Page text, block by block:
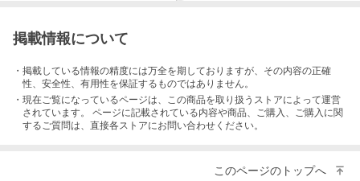
掲載情報について
・掲載している情報の精度には万全を期しておりますが、その内容の正確
性、安全性、有用性を保証するものではありません。
・現在ご覧になっているページは、この商品を取り扱うストアによって運営
されています。 ページに記載されている内容や商品、ご購入 、ご購入に関
するご質問は、直接各ストアにお問い合わせください。
このページのトップへ